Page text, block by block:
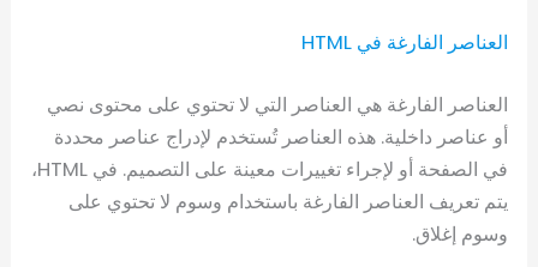
العناصر الفارغة في HTML
العناصر الفارغة هي العناصر التي لا تحتوي على محتوى نصي
أو عناصر داخلية. هذه العناصر تُستخدم لإدراج عناصر محددة
في الصفحة أو لإجراء تغييرات معينة على التصميم. في HTML،
يتم تعريف العناصر الفارغة باستخدام وسوم لا تحتوي على
وسوم إغلاق.